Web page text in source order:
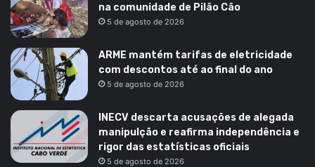
na comunidade de Pilão Cão
5 de agosto de 2026
ARME mantém tarifas de eletricidade
com descontos até ao final do ano
5 de agosto de 2026
INECV descarta acusações de alegada
manipulção e reafirma independência e
rigor das estatísticas oficiais
5 de agosto de 2026